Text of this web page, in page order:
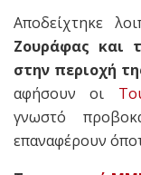
Αποδείχτηκε
Ζουράφας και
στην περιοχή
αφήσουν οι
γνωστό
επαναφέρουν